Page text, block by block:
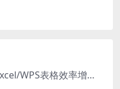
方方格子WPS版 – 专业级Excel/WPS表格效率增强插件